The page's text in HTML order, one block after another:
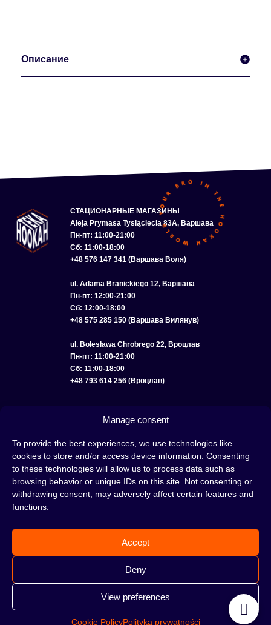
Manage consent
To provide the best experiences, we use technologies like
cookies to store and/or access device information. Consenting
to these technologies will allow us to process data such as
browsing behavior or unique IDs on this site. Not consenting or
withdrawing consent, may adversely affect certain features and
functions.
Accept
Deny
View preferences
Cookie PolicyPolityka prywatności
Описание
СТАЦИОНАРНЫЕ МАГАЗИНЫ
Aleja Prymasa Tysiąclecia 83A, Варшава
Пн-пт: 11:00-21:00
Сб: 11:00-18:00
+48 576 147 341 (Варшава Воля)
ul. Adama Branickiego 12, Варшава
Пн-пт: 12:00-21:00
Сб: 12:00-18:00
+48 575 285 150 (Варшава Вилянув)
ul. Bolesława Chrobrego 22, Вроцлав
Пн-пт: 11:00-21:00
Сб: 11:00-18:00
+48 793 614 256 (Вроцлав)
УСЛОВИЯ ИСПОЛЬЗОВАНИЯ ПОЛИТИКА COOKIE
Кальян — это отличная идея для вечера, проведенного с друзьями или в
одиночестве; это интересный ритуал, который покорил сердца многих людей.
Несмотря на то, знакомы тебе слова «кальян» или «кальянный табак» или
нет, это место идеально подходит для тебя!
е жди, а сразу отправляйся в наш
кальянный магазин и совершай покупки.